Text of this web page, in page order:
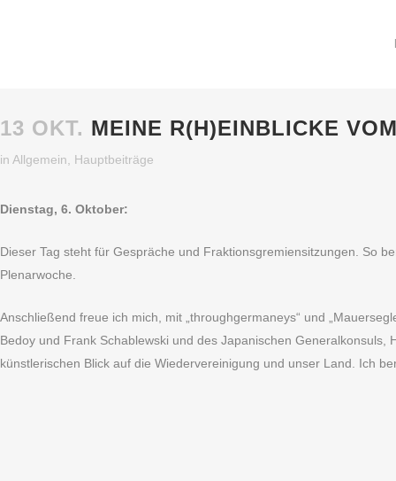
13 OKT. MEINE R(H)EINBLICKE
in Allgemein Hauptbeiträge
Dienstag, 6. Oktober:
Dieser Tag steht für Gespräche und Fraktionsgremiensitzungen. So
Plenarwoche.
Anschließend freue ich mich, mit „throughgermaneys“ und
Bedoy und Frank Schablewski und des Japanischen
künstlerischen Blick auf die Wiedervereinigung und unser Land. Ich